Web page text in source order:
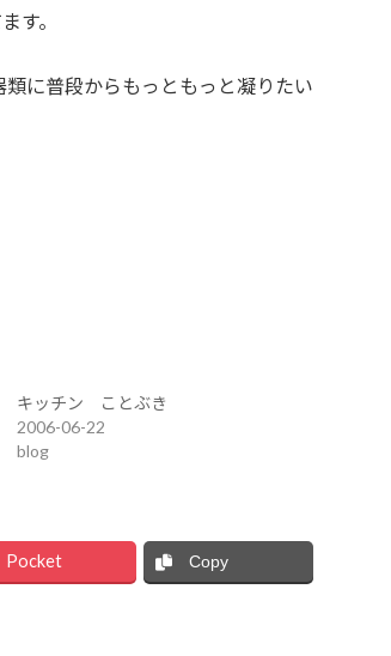
す。
に普段からもっともっと凝りたい
キッチン ことぶき
2006-06-22
blog
Pocket Copy